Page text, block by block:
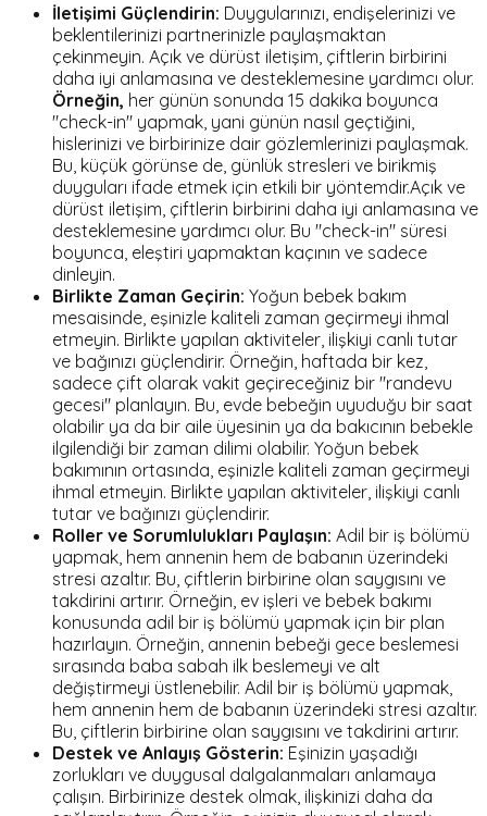
İletişimi Güçlendirin: Duygularınızı, endişelerinizi ve
beklentilerinizi partnerinizle paylaşmaktan
çekinmeyin. Açık ve dürüst iletişim, çiftlerin birbirini
daha iyi anlamasına ve desteklemesine yardımcı olur.
Örneğin, her günün sonunda 15 dakika boyunca
"check-in" yapmak, yani günün nasıl geçtiğini,
hislerinizi ve birbirinize dair gözlemlerinizi paylaşmak.
Bu, küçük görünse de, günlük stresleri ve birikmiş
duyguları ifade etmek için etkili bir yöntemdir.Açık ve
dürüst iletişim, çiftlerin birbirini daha iyi anlamasına ve
desteklemesine yardımcı olur. Bu "check-in" süresi
boyunca, eleştiri yapmaktan kaçının ve sadece
dinleyin.
Birlikte Zaman Geçirin: Yoğun bebek bakım
mesaisinde, eşinizle kaliteli zaman geçirmeyi ihmal
etmeyin. Birlikte yapılan aktiviteler, ilişkiyi canlı tutar
ve bağınızı güçlendirir. Örneğin, haftada bir kez,
sadece çift olarak vakit geçireceğiniz bir "randevu
gecesi" planlayın. Bu, evde bebeğin uyuduğu bir saat
olabilir ya da bir aile üyesinin ya da bakıcının bebekle
ilgilendiği bir zaman dilimi olabilir. Yoğun bebek
bakımının ortasında, eşinizle kaliteli zaman geçirmeyi
ihmal etmeyin. Birlikte yapılan aktiviteler, ilişkiyi canlı
tutar ve bağınızı güçlendirir.
Roller ve Sorumlulukları Paylaşın: Adil bir iş bölümü
yapmak, hem annenin hem de babanın üzerindeki
stresi azaltır. Bu, çiftlerin birbirine olan saygısını ve
takdirini artırır. Örneğin, ev işleri ve bebek bakımı
konusunda adil bir iş bölümü yapmak için bir plan
hazırlayın. Örneğin, annenin bebeği gece beslemesi
sırasında baba sabah ilk beslemeyi ve alt
değiştirmeyi üstlenebilir. Adil bir iş bölümü yapmak,
hem annenin hem de babanın üzerindeki stresi azaltır.
Bu, çiftlerin birbirine olan saygısını ve takdirini artırır.
Destek ve Anlayış Gösterin: Eşinizin yaşadığı
zorlukları ve duygusal dalgalanmaları anlamaya
çalışın. Birbirinize destek olmak, ilişkinizi daha da